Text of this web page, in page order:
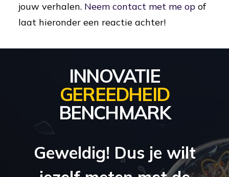
jouw verhalen. Neem contact met me op of
laat hieronder een reactie achter!
INNOVATIE
GEREEDHEID
BENCHMARK
Geweldig! Dus je wilt